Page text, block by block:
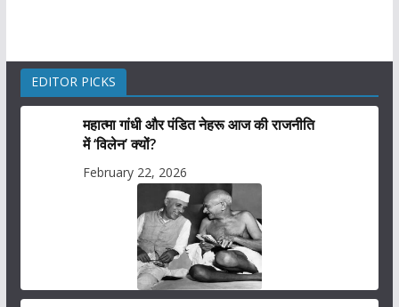
EDITOR PICKS
महात्मा गांधी और पंडित नेहरू आज की राजनीति
में ‘विलेन’ क्यों?
February 22, 2026